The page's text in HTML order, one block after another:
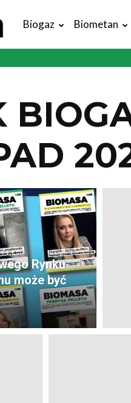
Magazyn
Biogaz Biometan
Rynku
może być